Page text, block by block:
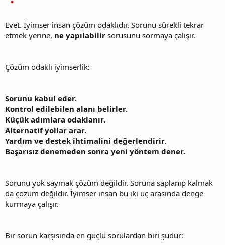
Evet. İyimser insan çözüm odaklıdır. Sorunu sürekli tekrar
etmek yerine, ne yapılabilir sorusunu sormaya çalışır.
Çözüm odaklı iyimserlik:
Sorunu kabul eder.
Kontrol edilebilen alanı belirler.
Küçük adımlara odaklanır.
Alternatif yollar arar.
Yardım ve destek ihtimalini değerlendirir.
Başarısız denemeden sonra yeni yöntem dener.
Sorunu yok saymak çözüm değildir. Soruna saplanıp kalmak
da çözüm değildir. İyimser insan bu iki uç arasında denge
kurmaya çalışır.
Bir sorun karşısında en güçlü sorulardan biri şudur: